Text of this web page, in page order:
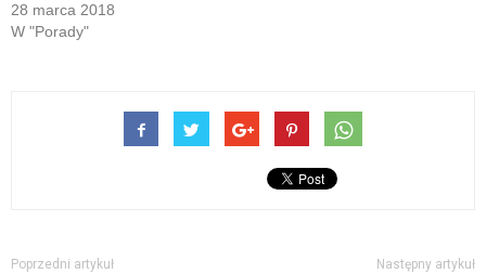
28 marca 2018
W "Porady"
Poprzedni artykuł Następny artykuł